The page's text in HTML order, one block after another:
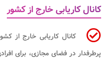
کانال کاریابی خارج از کشور
کانال کاریابی خارج از
پرطرفدار در فضای مجازی، برای